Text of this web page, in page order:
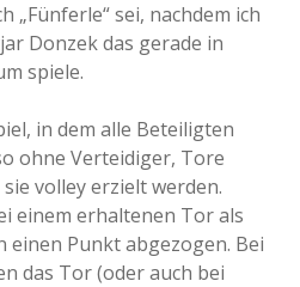
„Fünferle“ sei, nachdem ich
Donzek das gerade in
spiele.
in dem alle Beteiligten
ohne Verteidiger, Tore
volley erzielt werden.
einem erhaltenen Tor als
Punkt abgezogen. Bei
das Tor (oder auch bei